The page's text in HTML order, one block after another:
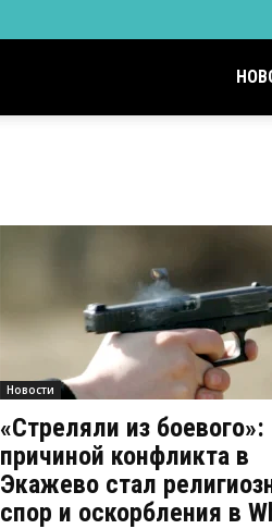
Новости
«Стреляли из боевого»:
причиной конфликта в
Экажево стал
спор и оскорбления в